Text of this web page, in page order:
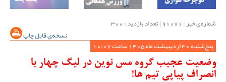
شماره‌ی خبر : ‌91071 | تعداد بازدید : 300
نسخه‌ی قابل چاپ
پنج‌شنبه 30 اردیبهشت ماه 1405 ساعت 10:07
وضعیت عجیب گروه مس نوین در لیگ چهار با
انصراف پیاپی تیم ها!